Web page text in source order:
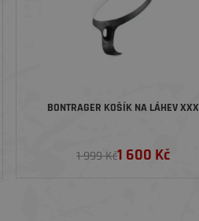
BONTRAGER KOŠÍK NA LÁHEV XXX
1 999 Kč1 600 Kč